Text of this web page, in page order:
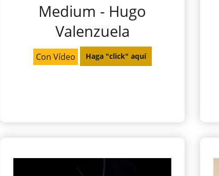
Medium - Hugo
Valenzuela
Con Vídeo Haga "click" aquí